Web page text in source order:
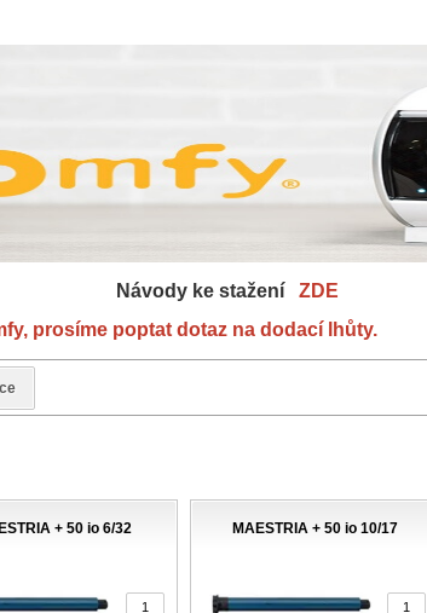
staženíZDE
prosíme poptat dotaz na dodací lhůty.
+ 50 io 6/32 MAESTRIA + 50 io 10/17